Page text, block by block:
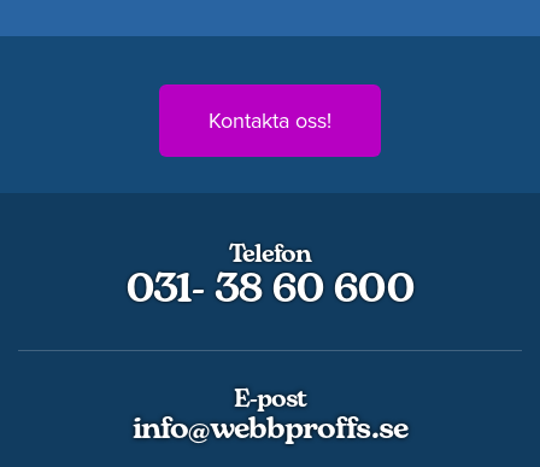
Kontakta oss!
Telefon
031- 38 60 600
E-post
info@webbproffs.se